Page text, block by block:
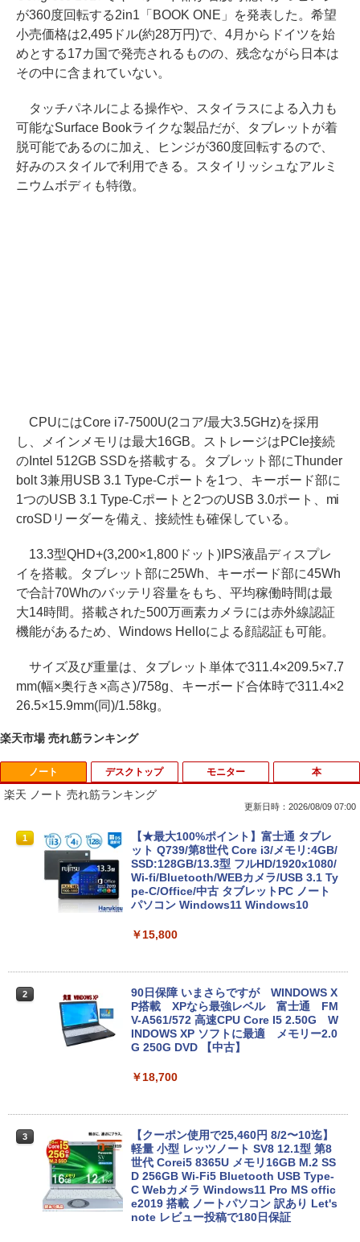
が360度回転する2in1「BOOK ONE」を発表した。希望
小売価格は2,495ドル(約28万円)で、4月からドイツを始
めとする17カ国で発売されるものの、残念ながら日本は
その中に含まれていない。
タッチパネルによる操作や、スタイラスによる入力も
可能なSurface Bookライクな製品だが、タブレットが着
脱可能であるのに加え、ヒンジが360度回転するので、
好みのスタイルで利用できる。スタイリッシュなアルミ
ニウムボディも特徴。
CPUにはCore i7-7500U(2コア/最大3.5GHz)を採用
し、メインメモリは最大16GB。ストレージはPCIe接続
のIntel 512GB SSDを搭載する。タブレット部にThunder
bolt 3兼用USB 3.1 Type-Cポートを1つ、キーボード部に
1つのUSB 3.1 Type-Cポートと2つのUSB 3.0ポート、mi
croSDリーダーを備え、接続性も確保している。
13.3型QHD+(3,200×1,800ドット)IPS液晶ディスプレ
イを搭載。タブレット部に25Wh、キーボード部に45Wh
で合計70Whのバッテリ容量をもち、平均稼働時間は最
大14時間。搭載された500万画素カメラには赤外線認証
機能があるため、Windows Helloによる顔認証も可能。
サイズ及び重量は、タブレット単体で311.4×209.5×7.7
mm(幅×奥行き×高さ)/758g、キーボード合体時で311.4×2
26.5×15.9mm(同)/1.58kg。
楽天市場 売れ筋ランキング
ノート
楽天 ノート 売れ筋ランキング
更新日時：2026/08/09 07:00
1
【★最大100%ポイント】富士通 タブレ
ット Q739/第8世代 Core i3/メモリ:4GB/
SSD:128GB/13.3型 フルHD/1920x1080/
Wi-fi/Bluetooth/WEBカメラ/USB 3.1 Ty
pe-C/Office/中古 タブレットPC ノート
パソコン Windows11 Windows10
￥15,800
2
90日保障 いまさらですが WINDOWS X
P搭載 XPなら最強レベル 富士通 FM
V-A561/572 高速CPU Core I5 2.50G W
INDOWS XP ソフトに最適 メモリー2.0
G 250G DVD 【中古】
￥18,700
3
【クーポン使用で25,460円 8/2〜10迄】
軽量 小型 レッツノート SV8 12.1型 第8
世代 Corei5 8365U メモリ16GB M.2 SS
D 256GB Wi-Fi5 Bluetooth USB Type-
C Webカメラ Windows11 Pro MS offic
e2019 搭載 ノートパソコン 訳あり Let's
note レビュー投稿で180日保証
デスクトップ モニター 本